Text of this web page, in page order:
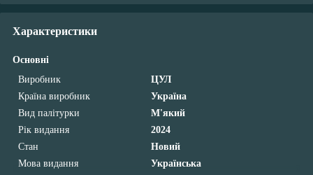
Характеристики
Основні
Виробник
ЦУЛ
Країна виробник
Україна
Вид палітурки
М'який
Рік видання
2024
Стан
Новий
Мова видання
Українська